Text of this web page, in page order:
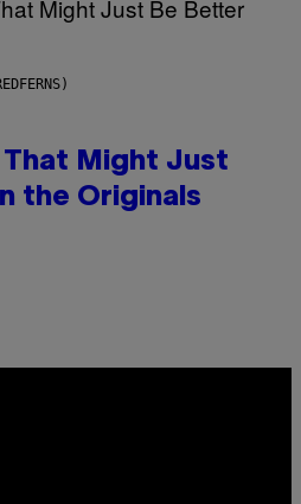
That Might Just
the Originals